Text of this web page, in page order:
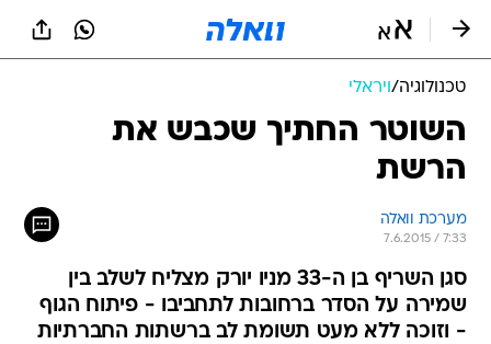
טכנולוגיה/ ויראלי
השוטר החתיך שכבש את
הרשת
מערכת וואלה
7.6.2015 / 7:33
סגן השריף בן ה-33 מניו יורק מצליח לשלב בין
שמירה על הסדר ברחובות לתחביבו - פיתוח הגוף
- וזוכה ללא מעט תשומת לב ברשתות החברתיות